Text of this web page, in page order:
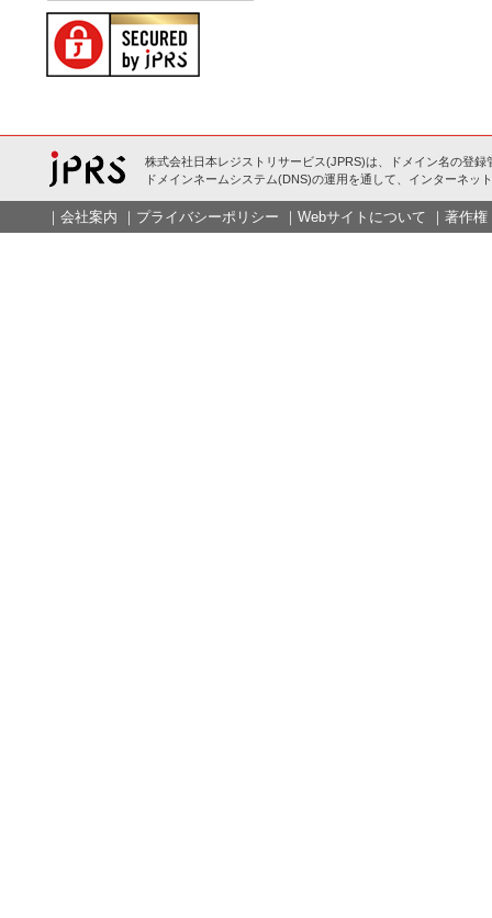
株式会社日本レジストリサービス(JPRS)は、ドメイン名の登録
ドメインネームシステム(DNS)の運用を通して、インターネッ
｜ 会社案内 ｜ プライバシーポリシー ｜ Webサイトについて ｜ 著作権